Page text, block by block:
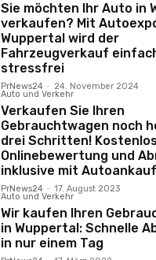
Sie möchten Ihr Auto in
verkaufen? Mit
Wuppertal wird der
Fahrzeugverkauf
stressfrei
PrNews24 - 24. November 2024
Auto und Verkehr
Verkaufen Sie Ihren
Gebrauchtwagen noch
drei Schritten!
Onlinebewertung und
inklusive mit
PrNews24 - 17. August 2023
Auto und Verkehr
Wir kaufen Ihren
in Wuppertal: Schnelle
in nur einem Tag